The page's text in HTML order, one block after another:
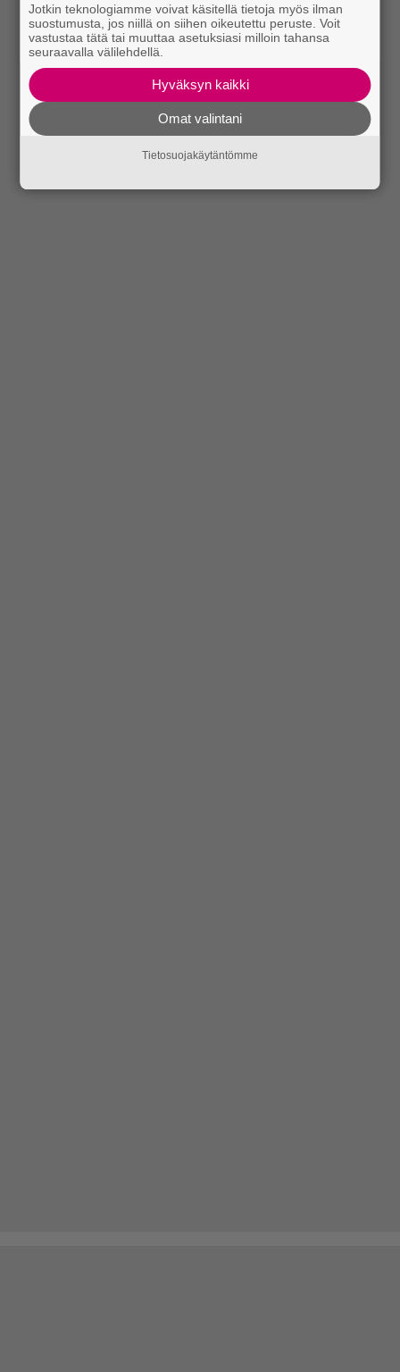
Jotkin teknologiamme voivat käsitellä tietoja myös ilman
suostumusta, jos niillä on siihen oikeutettu peruste. Voit
vastustaa tätä tai muuttaa asetuksiasi milloin tahansa
seuraavalla välilehdellä.
Hyväksyn kaikki
Omat valintani
Tietosuojakäytäntömme